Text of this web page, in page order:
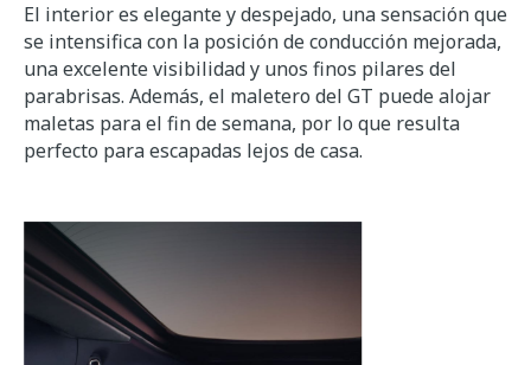
El interior es elegante y despejado, una sensación que
se intensifica con la posición de conducción mejorada,
una excelente visibilidad y unos finos pilares del
parabrisas. Además, el maletero del GT puede alojar
maletas para el fin de semana, por lo que resulta
perfecto para escapadas lejos de casa.